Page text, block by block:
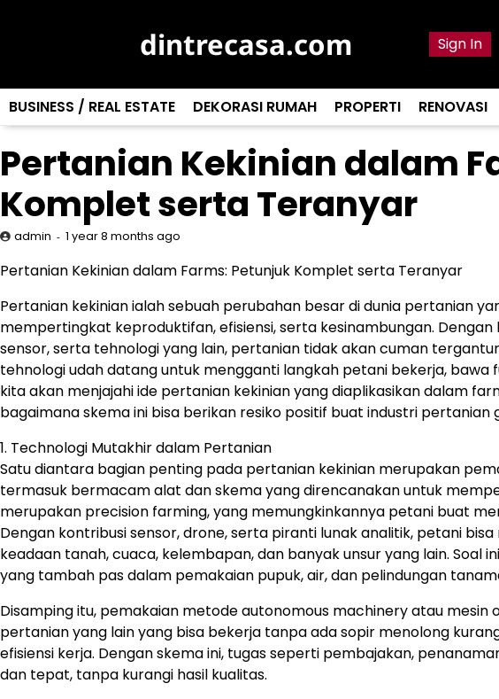
dintrecasa.com Sign In
BUSINESS / REAL ESTATE DEKORASI RUMAH PROPERTI RENOVASI
Pertanian Kekinian dalam
Komplet serta Teranyar
admin 1 year 8 months ago
Pertanian Kekinian dalam Farms: Petunjuk Komplet serta Teranyar
Pertanian kekinian ialah sebuah perubahan besar di dunia pertanian
mempertingkat keproduktifan, efisiensi, serta kesinambungan.
sensor, serta tehnologi yang lain, pertanian tidak akan cuman
tehnologi udah datang untuk mengganti langkah petani bekerja, bawa
kita akan menjajahi ide pertanian kekinian yang diaplikasikan dalam
bagaimana skema ini bisa berikan resiko positif buat industri pertanian
1. Technologi Mutakhir dalam Pertanian
Satu diantara bagian penting pada pertanian kekinian merupakan
termasuk bermacam alat dan skema yang direncanakan untuk
merupakan precision farming, yang memungkinkannya petani buat
Dengan kontribusi sensor, drone, serta piranti lunak analitik, petani
keadaan tanah, cuaca, kelembapan, dan banyak unsur yang lain. Soal
yang tambah pas dalam pemakaian pupuk, air, dan pelindungan
Disamping itu, pemakaian metode autonomous machinery atau
pertanian yang lain yang bisa bekerja tanpa ada sopir menolong
efisiensi kerja. Dengan skema ini, tugas seperti pembajakan,
dan tepat, tanpa kurangi hasil kualitas.